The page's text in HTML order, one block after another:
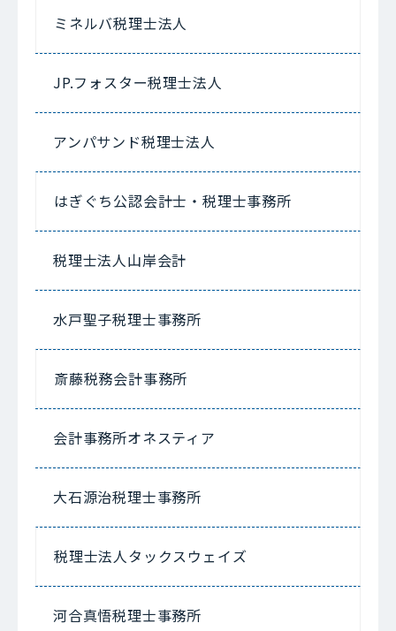
ミネルバ税理士法人
JP.フォスター税理士法人
アンパサンド税理士法人
はぎぐち公認会計士・税理士事務所
税理士法人山岸会計
水戸聖子税理士事務所
斎藤税務会計事務所
会計事務所オネスティア
大石源治税理士事務所
税理士法人タックスウェイズ
河合真悟税理士事務所